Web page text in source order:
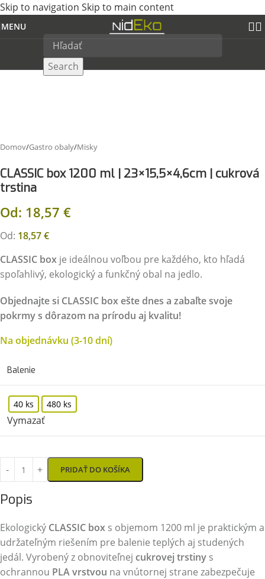
Skip to navigation Skip to main content
MENU
Search
Domov/Gastro obaly/Misky
CLASSIC box 1200 ml | 23×15,5×4,6cm | cukrová
trstina
Od: 18,57 €
Od: 18,57€
CLASSIC box je ideálnou voľbou pre každého, kto hľadá
spoľahlivý, ekologický a funkčný obal na jedlo.
Objednajte si CLASSIC box ešte dnes a zabaľte svoje
pokrmy s dôrazom na prírodu aj kvalitu!
Na objednávku (3-10 dní)
Balenie
40 ks 480 ks
Vymazať
PRIDAŤ DO KOŠÍKA
Popis
Ekologický CLASSIC box s objemom 1200 ml je praktickým a
udržateľným riešením pre balenie teplých aj studených
jedál. Vyrobený z obnoviteľnej cukrovej trstiny s
ochrannou PLA vrstvou na vnútornej strane zabezpečuje